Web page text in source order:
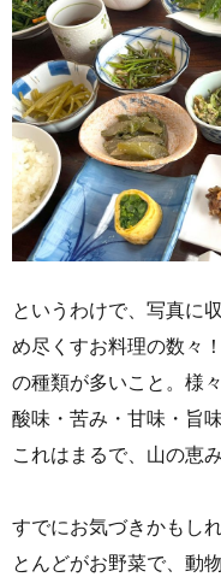
というわけで、写真に
め尽くすお料理の数々
の種類が多いこと。様
酸味・苦み・甘味・旨
これはまるで、山の恵
すでにお気づきかもし
とんどがお野菜で、動